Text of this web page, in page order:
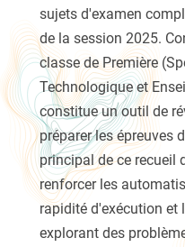
sujets d'examen
de la session 2025.
classe de Première
Technologique et
constitue un outil de
préparer les épreuves
principal de ce recueil
renforcer les
rapidité d'exécution et
explorant des